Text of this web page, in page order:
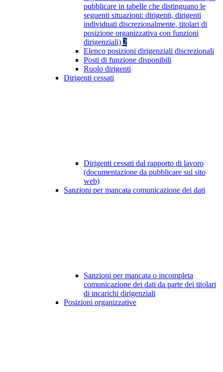
pubblicare in tabelle che distinguano le
seguenti situazioni: dirigenti, dirigenti
individuati discrezionalmente, titolari di
posizione organizzativa con funzioni
dirigenziali) 2
Elenco posizioni dirigenziali discrezionali
Posti di funzione disponibili
Ruolo dirigenti
Dirigenti cessati
Dirigenti cessati dal rapporto di lavoro
(documentazione da pubblicare sul sito
web)
Sanzioni per mancata comunicazione dei dati
Sanzioni per mancata o incompleta
comunicazione dei dati da parte dei titolari
di incarichi dirigenziali
Posizioni organizzative